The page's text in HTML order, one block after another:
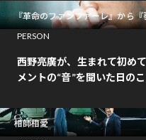
『革命のファンファーレ』から『
PERSON
西野亮廣が、生まれて初め
メントの“音”を聞いた日の
相師相愛